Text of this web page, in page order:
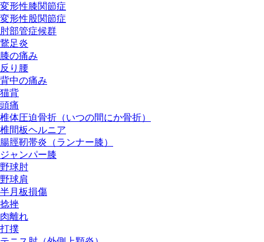
変形性膝関節症
変形性股関節症
肘部管症候群
鵞足炎
膝の痛み
反り腰
背中の痛み
猫背
頭痛
椎体圧迫骨折（いつの間にか骨折）
椎間板ヘルニア
腸脛靭帯炎（ランナー膝）
ジャンパー膝
野球肘
野球肩
半月板損傷
捻挫
肉離れ
打撲